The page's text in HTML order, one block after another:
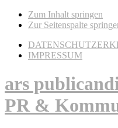
Zum Inhalt springen
Zur Seitenspalte
IMPRESSUM
ars
PR &